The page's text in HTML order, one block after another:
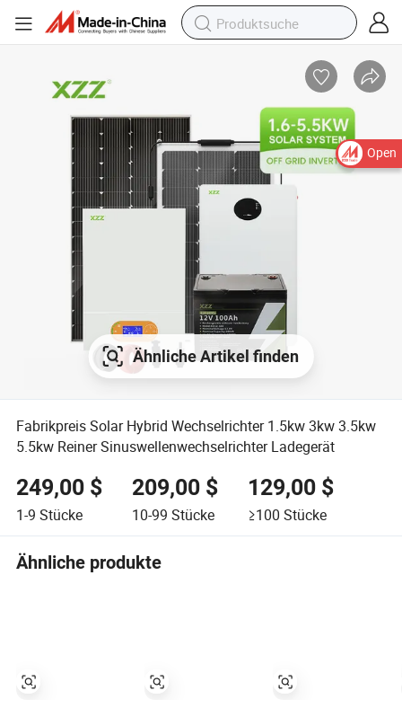
Open
Ähnliche Artikel finden
Fabrikpreis Solar Hybrid Wechselrichter 1.5kw 3kw 3.5kw
5.5kw Reiner Sinuswellenwechselrichter Ladegerät
249,00 $
1-9 Stücke
209,00 $
10-99 Stücke
129,00 $
≥100 Stücke
Ähnliche produkte